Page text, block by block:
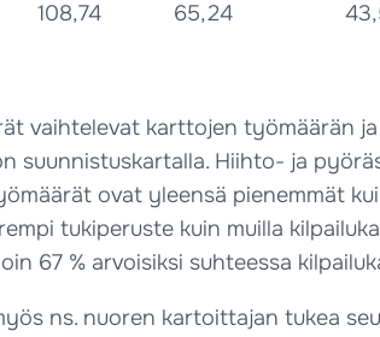
108,74 65,24
vaihtelevat karttojen työmäärän
suunnistuskartalla. Hiihto- ja
ovat yleensä pienemmät
tukiperuste kuin muilla
67 % arvoisiksi suhteessa
ns. nuoren kartoittajan tukea